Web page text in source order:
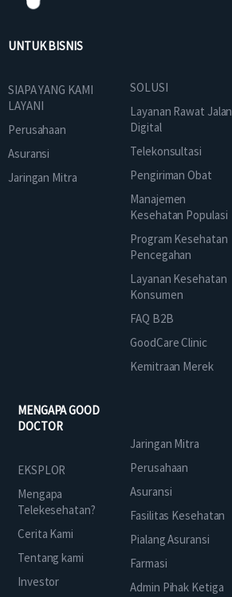
UNTUK BISNIS
SIAPA YANG KAMI
LAYANI
Perusahaan
Asuransi
Jaringan Mitra
SOLUSI
Layanan Rawat Jalan
Digital
Telekonsultasi
Pengiriman Obat
Manajemen
Kesehatan Populasi
Program Kesehatan
Pencegahan
Layanan Kesehatan
Konsumen
FAQ B2B
GoodCare Clinic
Kemitraan Merek
MENGAPA GOOD
DOCTOR
EKSPLOR
Mengapa
Telekesehatan?
Cerita Kami
Tentang kami
Investor
Jaringan Mitra
Perusahaan
Asuransi
Fasilitas Kesehatan
Pialang Asuransi
Farmasi
Admin Pihak Ketiga